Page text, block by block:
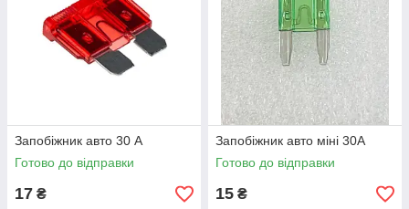
Запобіжник авто 30 А
Готово до відправки
17 ₴
Запобіжник авто міні 30А
Готово до відправки
15 ₴